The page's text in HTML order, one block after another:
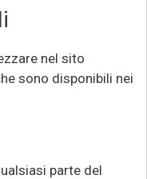
nel sito
sono disponibili nei
parte del